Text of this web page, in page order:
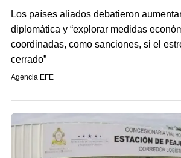
Los países aliados debatieron
diplomática y “explorar medidas
coordinadas, como sanciones, si el
cerrado”
Agencia EFE